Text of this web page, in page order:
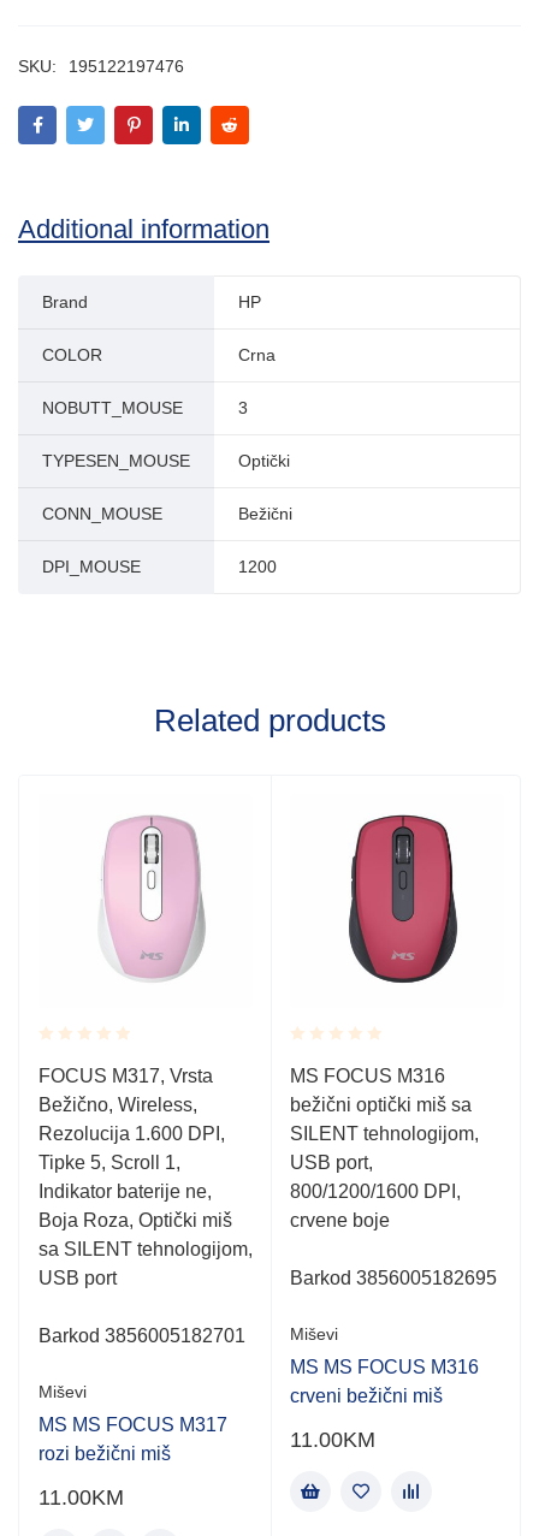
SKU: 195122197476
Additional information
Brand HP
COLOR Crna
NOBUTT_MOUSE 3
TYPESEN_MOUSE Optički
CONN_MOUSE Bežični
DPI_MOUSE 1200
Related products
Rated
0.001
out
of
5
FOCUS M317, Vrsta
Bežično, Wireless,
Rezolucija 1.600 DPI,
Tipke 5, Scroll 1,
Indikator baterije ne,
Boja Roza, Optički miš
sa SILENT tehnologijom,
USB port
Barkod 3856005182701
Miševi
MS MS FOCUS M317
rozi bežični miš
11.00KM
Rated
0.001
out
of
5
MS FOCUS M316
bežični optički miš sa
SILENT tehnologijom,
USB port,
800/1200/1600 DPI,
crvene boje
Barkod 3856005182695
Miševi
MS MS FOCUS M316
crveni bežični miš
11.00KM